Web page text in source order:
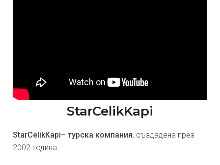
StarCelikKapi
StarCelikKapi– турска компания, създадена през
2002 година.